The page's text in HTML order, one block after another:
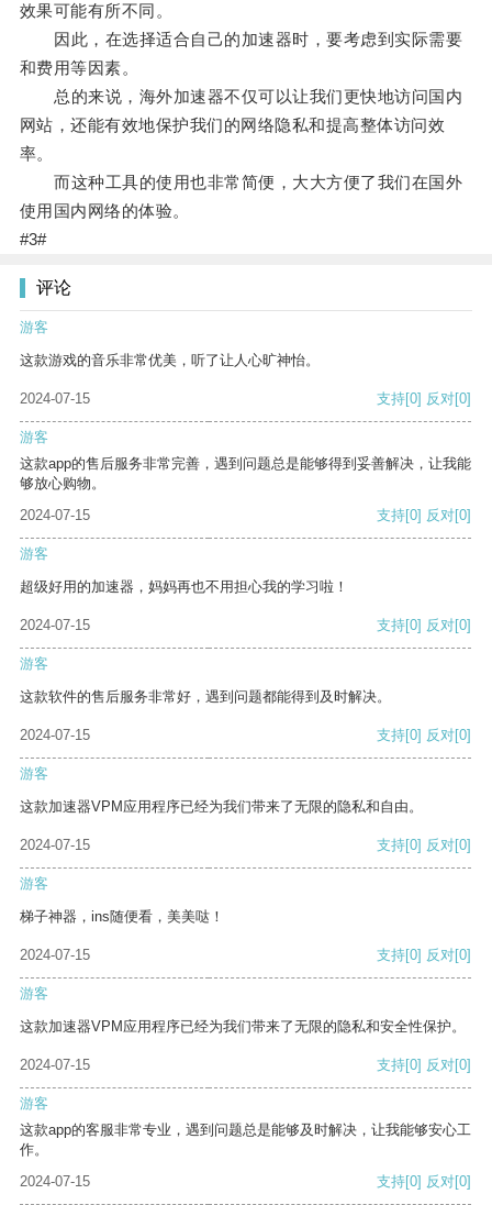
效果可能有所不同。
因此，在选择适合自己的加速器时，要考虑到实际需要
和费用等因素。
总的来说，海外加速器不仅可以让我们更快地访问国内
网站，还能有效地保护我们的网络隐私和提高整体访问效
率。
而这种工具的使用也非常简便，大大方便了我们在国外
使用国内网络的体验。
#3#
评论
游客
这款游戏的音乐非常优美，听了让人心旷神怡。
2024-07-15 支持[0] 反对[0]
游客
这款app的售后服务非常完善，遇到问题总是能够得到妥善解决，让我能
够放心购物。
2024-07-15
支持[0] 反对[0]
游客
超级好用的加速器，妈妈再也不用担心我的学习啦！
2024-07-15 支持[0] 反对[0]
游客
这款软件的售后服务非常好，遇到问题都能得到及时解决。
2024-07-15 支持[0] 反对[0]
游客
这款加速器VPM应用程序已经为我们带来了无限的隐私和自由。
2024-07-15 支持[0] 反对[0]
游客
梯子神器，ins随便看，美美哒！
2024-07-15 支持[0] 反对[0]
游客
这款加速器VPM应用程序已经为我们带来了无限的隐私和安全性保护。
2024-07-15 支持[0] 反对[0]
游客
这款app的客服非常专业，遇到问题总是能够及时解决，让我能够安心工
作。
2024-07-15
支持[0] 反对[0]